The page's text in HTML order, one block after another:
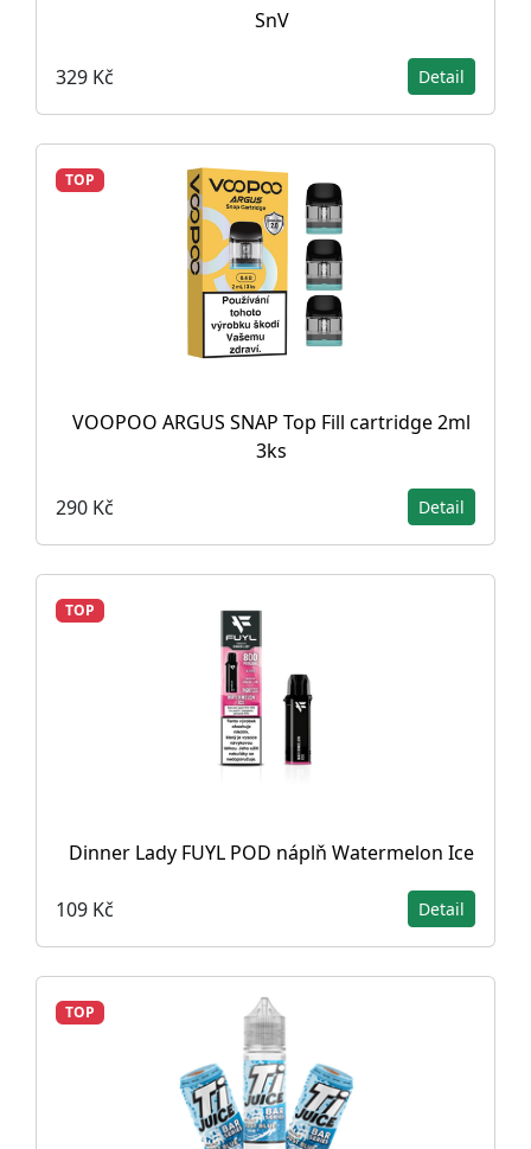
SnV
329 Kč Detail
TOP
VOOPOO ARGUS SNAP Top Fill cartridge 2ml
3ks
290 Kč Detail
TOP
Dinner Lady FUYL POD náplň Watermelon Ice
109 Kč Detail
TOP